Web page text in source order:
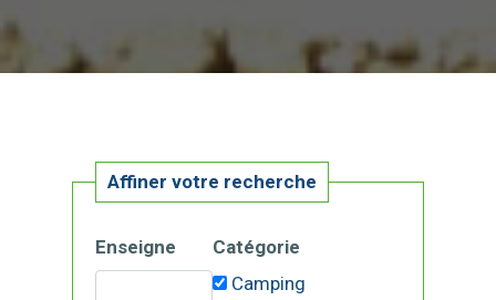
Affiner votre recherche
Enseigne
Catégorie
Camping